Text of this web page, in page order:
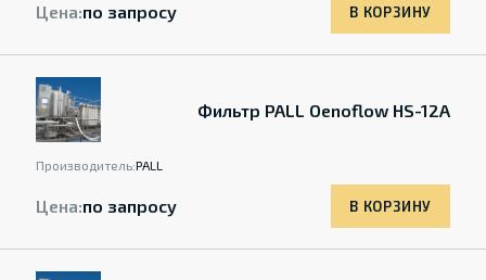
Цена:по запросу В КОРЗИНУ
Фильтр PALL Oenoflow HS-12A
Производитель:PALL
Цена:по запросу В КОРЗИНУ